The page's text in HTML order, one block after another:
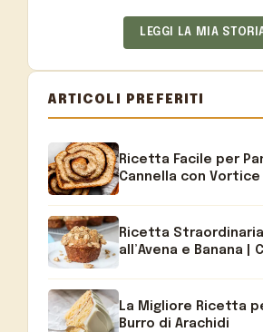
LEGGI LA MIA
ARTICOLI PREFERITI
Ricetta Facile per
Cannella con Vortice
Ricetta
all’Avena e Banana |
La Migliore Ricetta
Burro di Arachidi